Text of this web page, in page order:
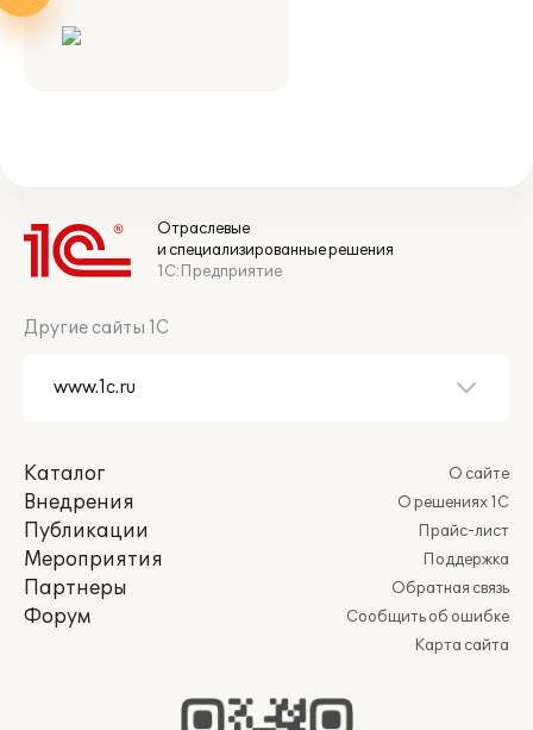
Отраслевые
и специализированные решения
1С:Предприятие
Другие сайты 1С
Каталог
Внедрения
Публикации
Мероприятия
Партнеры
Форум
О сайте
О решениях 1С
Прайс-лист
Поддержка
Обратная связь
Сообщить об ошибке
Карта сайта